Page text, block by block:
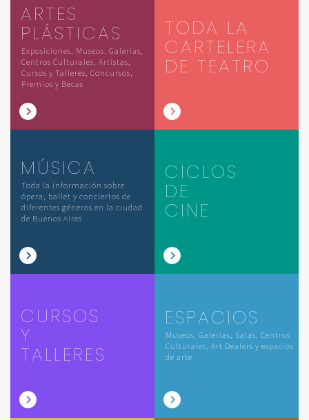
ARTES
PLÁSTICAS
Exposiciones, Museos, Galerías,
Centros Culturales, Artistas,
Cursos y Talleres, Concursos,
Premios y Becas
TODA LA
CARTELERA
DE TEATRO
MÚSICA
Toda la información sobre
ópera, ballet y conciertos de
diferentes géneros en la ciudad
de Buenos Aires
CICLOS
DE
CINE
CURSOS
Y
TALLERES
ESPACIOS
Museos, Galerías, Salas, Centros
Culturales, Art Dealers y espacios
de arte